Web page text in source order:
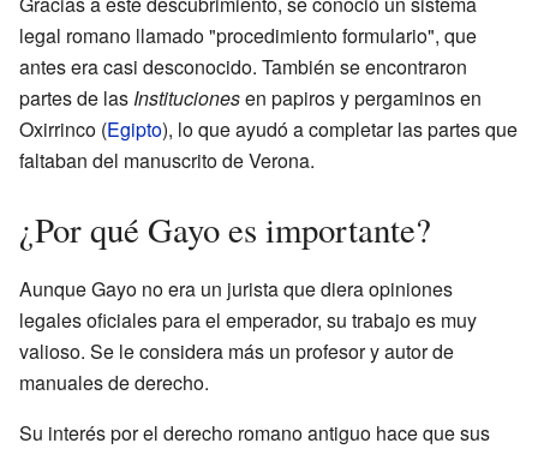
legal romano llamado "procedimiento formulario", que
antes era casi desconocido. También se encontraron
partes de las Institucionesen papiros y pergaminos en
Oxirrinco (Egipto), lo que ayudó a completar las partes que
faltaban del manuscrito de Verona.
¿Por qué Gayo es importante?
Aunque Gayo no era un jurista que diera opiniones
legales oficiales para el emperador, su trabajo es muy
valioso. Se le considera más un profesor y autor de
manuales de derecho.
Su interés por el derecho romano antiguo hace que sus